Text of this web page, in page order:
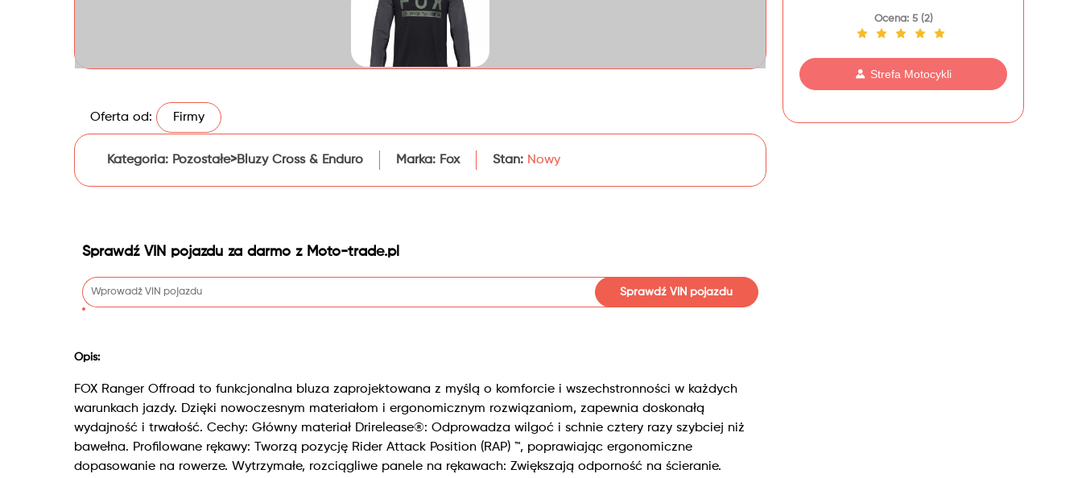
Oferta od: Firmy
Kategoria: Pozostałe>Bluzy Cross & Enduro Marka: Fox Stan: Nowy
Sprawdź VIN pojazdu za darmo z Moto-trade.pl
Sprawdź VIN pojazdu
Opis:
FOX Ranger Offroad to funkcjonalna bluza zaprojektowana z myślą o komforcie i wszechstronności w każdych
warunkach jazdy. Dzięki nowoczesnym materiałom i ergonomicznym rozwiązaniom, zapewnia doskonałą
wydajność i trwałość. Cechy: Główny materiał Drirelease®: Odprowadza wilgoć i schnie cztery razy szybciej niż
bawełna. Profilowane rękawy: Tworzą pozycję Rider Attack Position (RAP) ™, poprawiając ergonomiczne
dopasowanie na rowerze. Wytrzymałe, rozciągliwe panele na rękawach: Zwiększają odporność na ścieranie.
Ocena: 5 (2)
Strefa Motocykli